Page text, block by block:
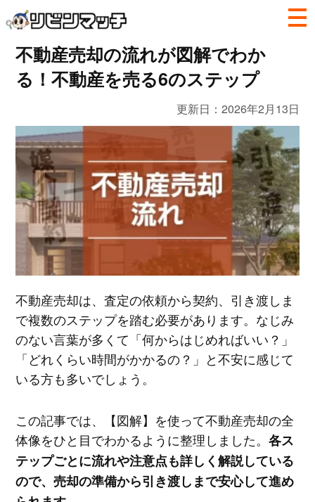
不動産売却の流れが図解でわか
る！不動産を売る6のステップ
更新日：2026年2月13日
不動産売却は、査定の依頼から契約、引き渡しま
で複数のステップを踏む必要があります。なじみ
のない言葉が多くて「何からはじめればいい？」
「どれくらい時間がかかるの？」と不安に感じて
いる方も多いでしょう。
この記事では、【図解】を使って不動産売却の全
体像をひと目でわかるように整理しました。 各ス
テップごとに流れや注意点も詳しく解説している
ので、売却の準備から引き渡しまで安心して進め